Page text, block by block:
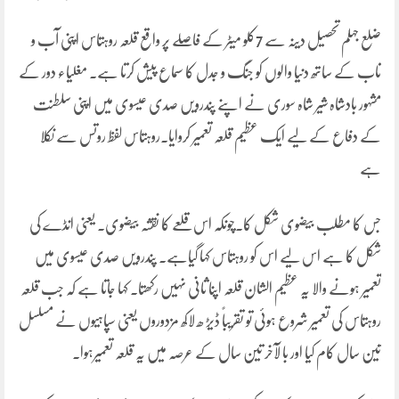
ضلع جہلم تحصیل دینہ سے 7کلو میٹر کے فاصلے پر واقع قلعہ روہتاس اپنی آب و
تاب کے ساتھ دنیا والوں کو جنگ و جدل کا سماع پیش کرتا ہے۔ مغلیاء دور کے
مشہور بادشاہ شیر شاہ سوری نے اپنے پندرویں صدی عیسوی میں اپنی سلطنت
کے دفاع کے لیے ایک عظیم قلعہ تعمیر کروایا۔روہتاس لفظ روتس سے نکلا
ہے
جس کا مطلب بیضوی شکل کا۔چونکہ اس قلعے کا نقشہ بیضوی۔ یعنی انڈے کی
شکل کا ہے اس لیے اس کو روہتاس کہا گیاہے۔ پندرویں صدی عیسوی میں
تعمیر ہونے والا یہ عظیم الشان قلعہ اپنا ثانی نہیں رکھتا۔ کہا جاتا ہے کہ جب قلعہ
روہتاس کی تعمیر شروع ہوئی تو تقریباً ڈیڑ ھ لاکھ مزدوروں یعنی سپاہیوں نے مسلسل
تین سال کام کیا اور با لآخر تین سال کے عرصہ میں یہ قلعہ تعمیرہوا۔